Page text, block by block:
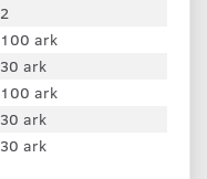
2
100 ark
30 ark
100 ark
30 ark
30 ark